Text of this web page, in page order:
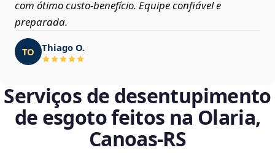
com ótimo custo-benefício. Equipe confiável e
preparada.
TO Thiago O.
Serviços de desentupimento
de esgoto feitos na Olaria,
Canoas‑RS